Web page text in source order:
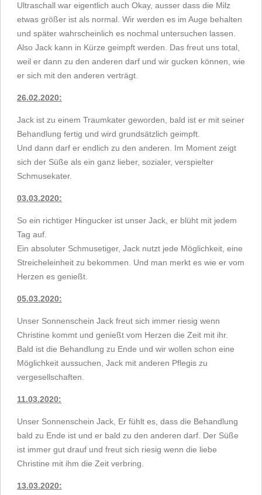
Ultraschall war eigentlich auch Okay, ausser dass die Milz
etwas größer ist als normal. Wir werden es im Auge behalten
und später wahrscheinlich es nochmal untersuchen lassen.
Also Jack kann in Kürze geimpft werden. Das freut uns total,
weil er dann zu den anderen darf und wir gucken können, wie
er sich mit den anderen verträgt.
26.02.2020:
Jack ist zu einem Traumkater geworden, bald ist er mit seiner
Behandlung fertig und wird grundsätzlich geimpft.
Und dann darf er endlich zu den anderen. Im Moment zeigt
sich der Süße als ein ganz lieber, sozialer, verspielter
Schmusekater.
03.03.2020:
So ein richtiger Hingucker ist unser Jack, er blüht mit jedem
Tag auf.
Ein absoluter Schmusetiger, Jack nutzt jede Möglichkeit, eine
Streicheleinheit zu bekommen. Und man merkt es wie er vom
Herzen es genießt.
05.03.2020:
Unser Sonnenschein Jack freut sich immer riesig wenn
Christine kommt und genießt vom Herzen die Zeit mit ihr.
Bald ist die Behandlung zu Ende und wir wollen schon eine
Möglichkeit aussuchen, Jack mit anderen Pflegis zu
vergesellschaften.
11.03.2020:
Unser Sonnenschein Jack, Er fühlt es, dass die Behandlung
bald zu Ende ist und er bald zu den anderen darf. Der Süße
ist immer gut drauf und freut sich riesig wenn die liebe
Christine mit ihm die Zeit verbring.
13.03.2020: